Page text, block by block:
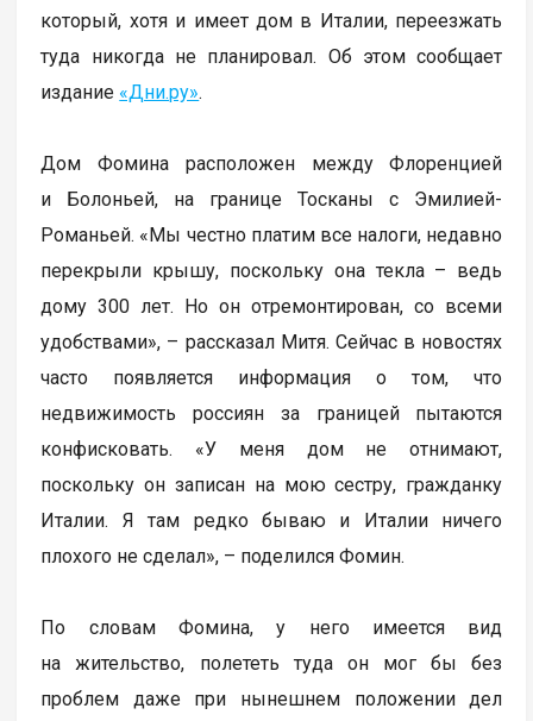
который, хотя и имеет дом в Италии, переезжать
туда никогда не планировал. Об этом сообщает
издание «Дни.ру».
Дом Фомина расположен между Флоренцией
и Болоньей, на границе Тосканы с Эмилией-
Романьей. «Мы честно платим все налоги, недавно
перекрыли крышу, поскольку она текла – ведь
дому 300 лет. Но он отремонтирован, со всеми
удобствами», – рассказал Митя. Сейчас в новостях
часто появляется информация о том, что
недвижимость россиян за границей пытаются
конфисковать. «У меня дом не отнимают,
поскольку он записан на мою сестру, гражданку
Италии. Я там редко бываю и Италии ничего
плохого не сделал», – поделился Фомин.
По словам Фомина, у него имеется вид
на жительство, полететь туда он мог бы без
проблем даже при нынешнем положении дел